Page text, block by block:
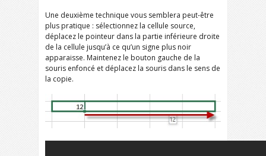
Une deuxième technique vous semblera peut-être
plus pratique : sélectionnez la cellule source,
déplacez le pointeur dans la partie inférieure droite
de la cellule jusqu’à ce qu’un signe plus noir
apparaisse. Maintenez le bouton gauche de la
souris enfoncé et déplacez la souris dans le sens de
la copie.